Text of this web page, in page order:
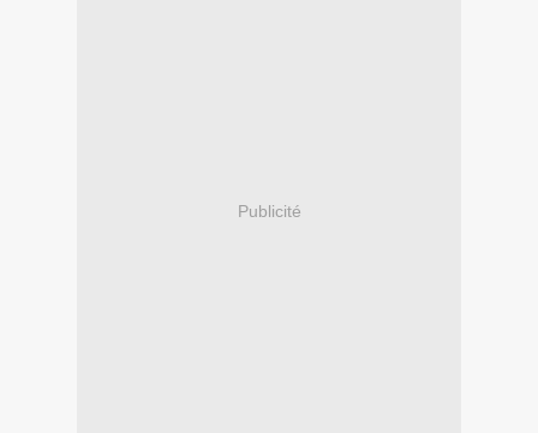
Publicité